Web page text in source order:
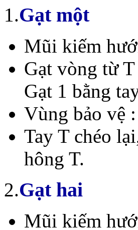
1.Gạt một
Mũi kiếm
Gạt vòng từ
Gạt 1 bằng
Vùng bảo vệ
Tay T chéo
hông T.
2.Gạt hai
Mũi kiếm